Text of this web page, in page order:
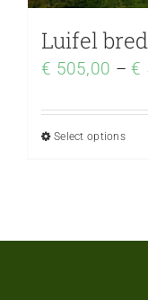
Luifel
€ 505,00 –€
Select options